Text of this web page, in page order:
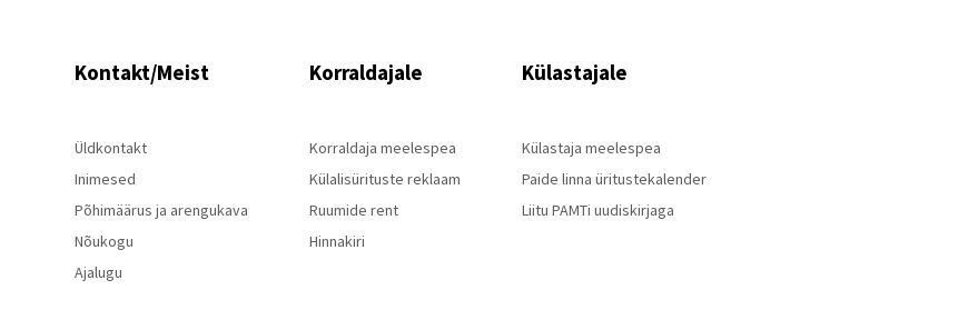
Kontakt/Meist
Üldkontakt
Inimesed
Põhimäärus ja arengukava
Nõukogu
Ajalugu
Korraldajale
Korraldaja meelespea
Külalisürituste reklaam
Ruumide rent
Hinnakiri
Külastajale
Külastaja meelespea
Paide linna üritustekalender
Liitu PAMTi uudiskirjaga